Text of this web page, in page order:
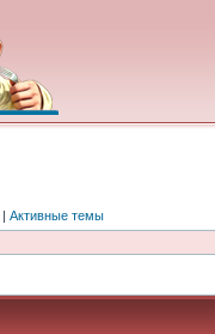
| Активные темы